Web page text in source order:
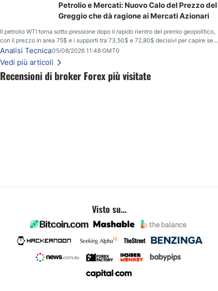
Recensioni di broker Forex più visitate
Petrolio e Mercati: Nuovo Calo del Prezzo del
Greggio che dà ragione ai Mercati Azionari
Il petrolio WTI torna sotto pressione dopo il rapido rientro del premio geopolitico,
con il prezzo in area 75$ e i supporti tra 73,50$ e 72,80$ decisivi per capire se il
ribasso potrà estendersi verso quota 70$.
Analisi Tecnica05/08/2026 11:48 GMT0
Vedi più articoli
Visto su...